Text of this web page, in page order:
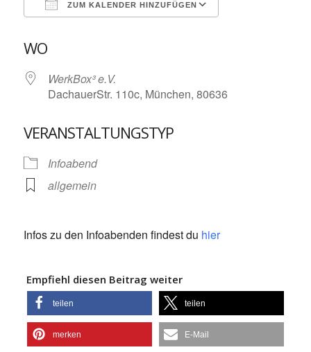
ZUM KALENDER HINZUFÜGEN
WO
WerkBox³ e.V.
DachauerStr. 110c, München, 80636
VERANSTALTUNGSTYP
Infoabend
allgemein
Infos zu den Infoabenden findest du hier
Empfiehl diesen Beitrag weiter
teilen teilen
merken E-Mail